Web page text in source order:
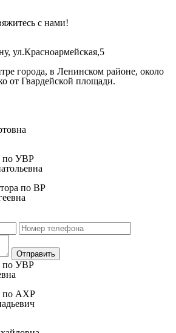
с нами!
ул.Красноармейская,5
города, в Ленинском районе, около
от Гвардейской площади.
по УВР
по ВР
по УВР
по АХР